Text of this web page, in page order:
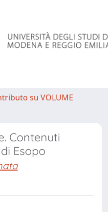
su VOLUME
Contenuti
Esopo